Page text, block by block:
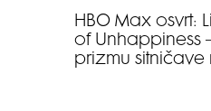
HBO Max osvrt:
of Unhappiness
prizmu